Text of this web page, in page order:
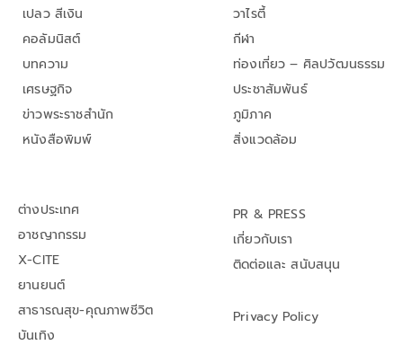
เปลว สีเงิน
คอลัมนิสต์
บทความ
เศรษฐกิจ
ข่าวพระราชสำนัก
หนังสือพิมพ์
วาไรตี้
กีฬา
ท่องเที่ยว – ศิลปวัฒนธรรม
ประชาสัมพันธ์
ภูมิภาค
สิ่งแวดล้อม
ต่างประเทศ
อาชญากรรม
X-CITE
ยานยนต์
สาธารณสุข-คุณภาพชีวิต
บันเทิง
PR & PRESS
เกี่ยวกับเรา
ติดต่อและ สนับสนุน
Privacy Policy